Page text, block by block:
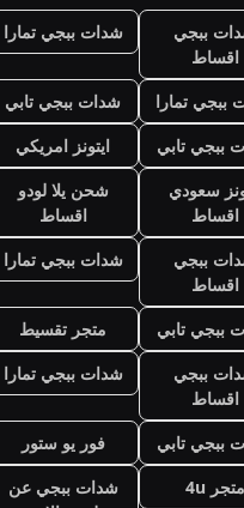
ببجي
اقساط
شدات ببجي تمارا
ببجي تمارا
شدات ببجي تابي
ببجي تابي
ايتونز امريكي
سعودي
اقساط
شحن يلا لودو
اقساط
ببجي
اقساط
شدات ببجي تمارا
ببجي تابي
متجر تقسيط
ببجي
اقساط
شدات ببجي تمارا
ببجي تابي
فور يو ستور
متجر 4u
شدات ببجي عن